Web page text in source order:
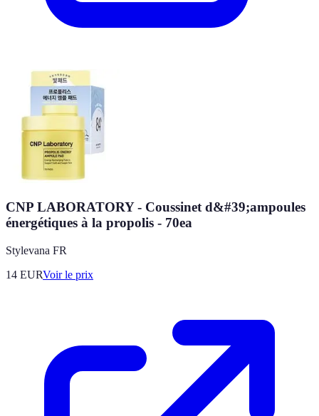
CNP LABORATORY - Coussinet d&#39;ampoules
énergétiques à la propolis - 70ea
Stylevana FR
14 EURVoir le prix